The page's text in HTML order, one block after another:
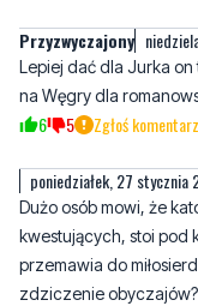
kasy owsiakowi. Tylko
5 4 Zgłoś komentarz
Przyzwyczajony
na Węgry dla
6 5 Zgłoś komentarz
poniedziałek, 27
Dużo osób mowi, że